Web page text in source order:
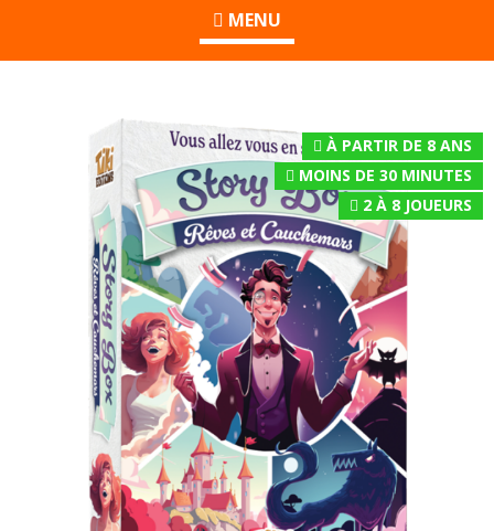
MENU
À PARTIR DE 8 ANS
MOINS DE 30 MINUTES
2 À 8 JOUEURS